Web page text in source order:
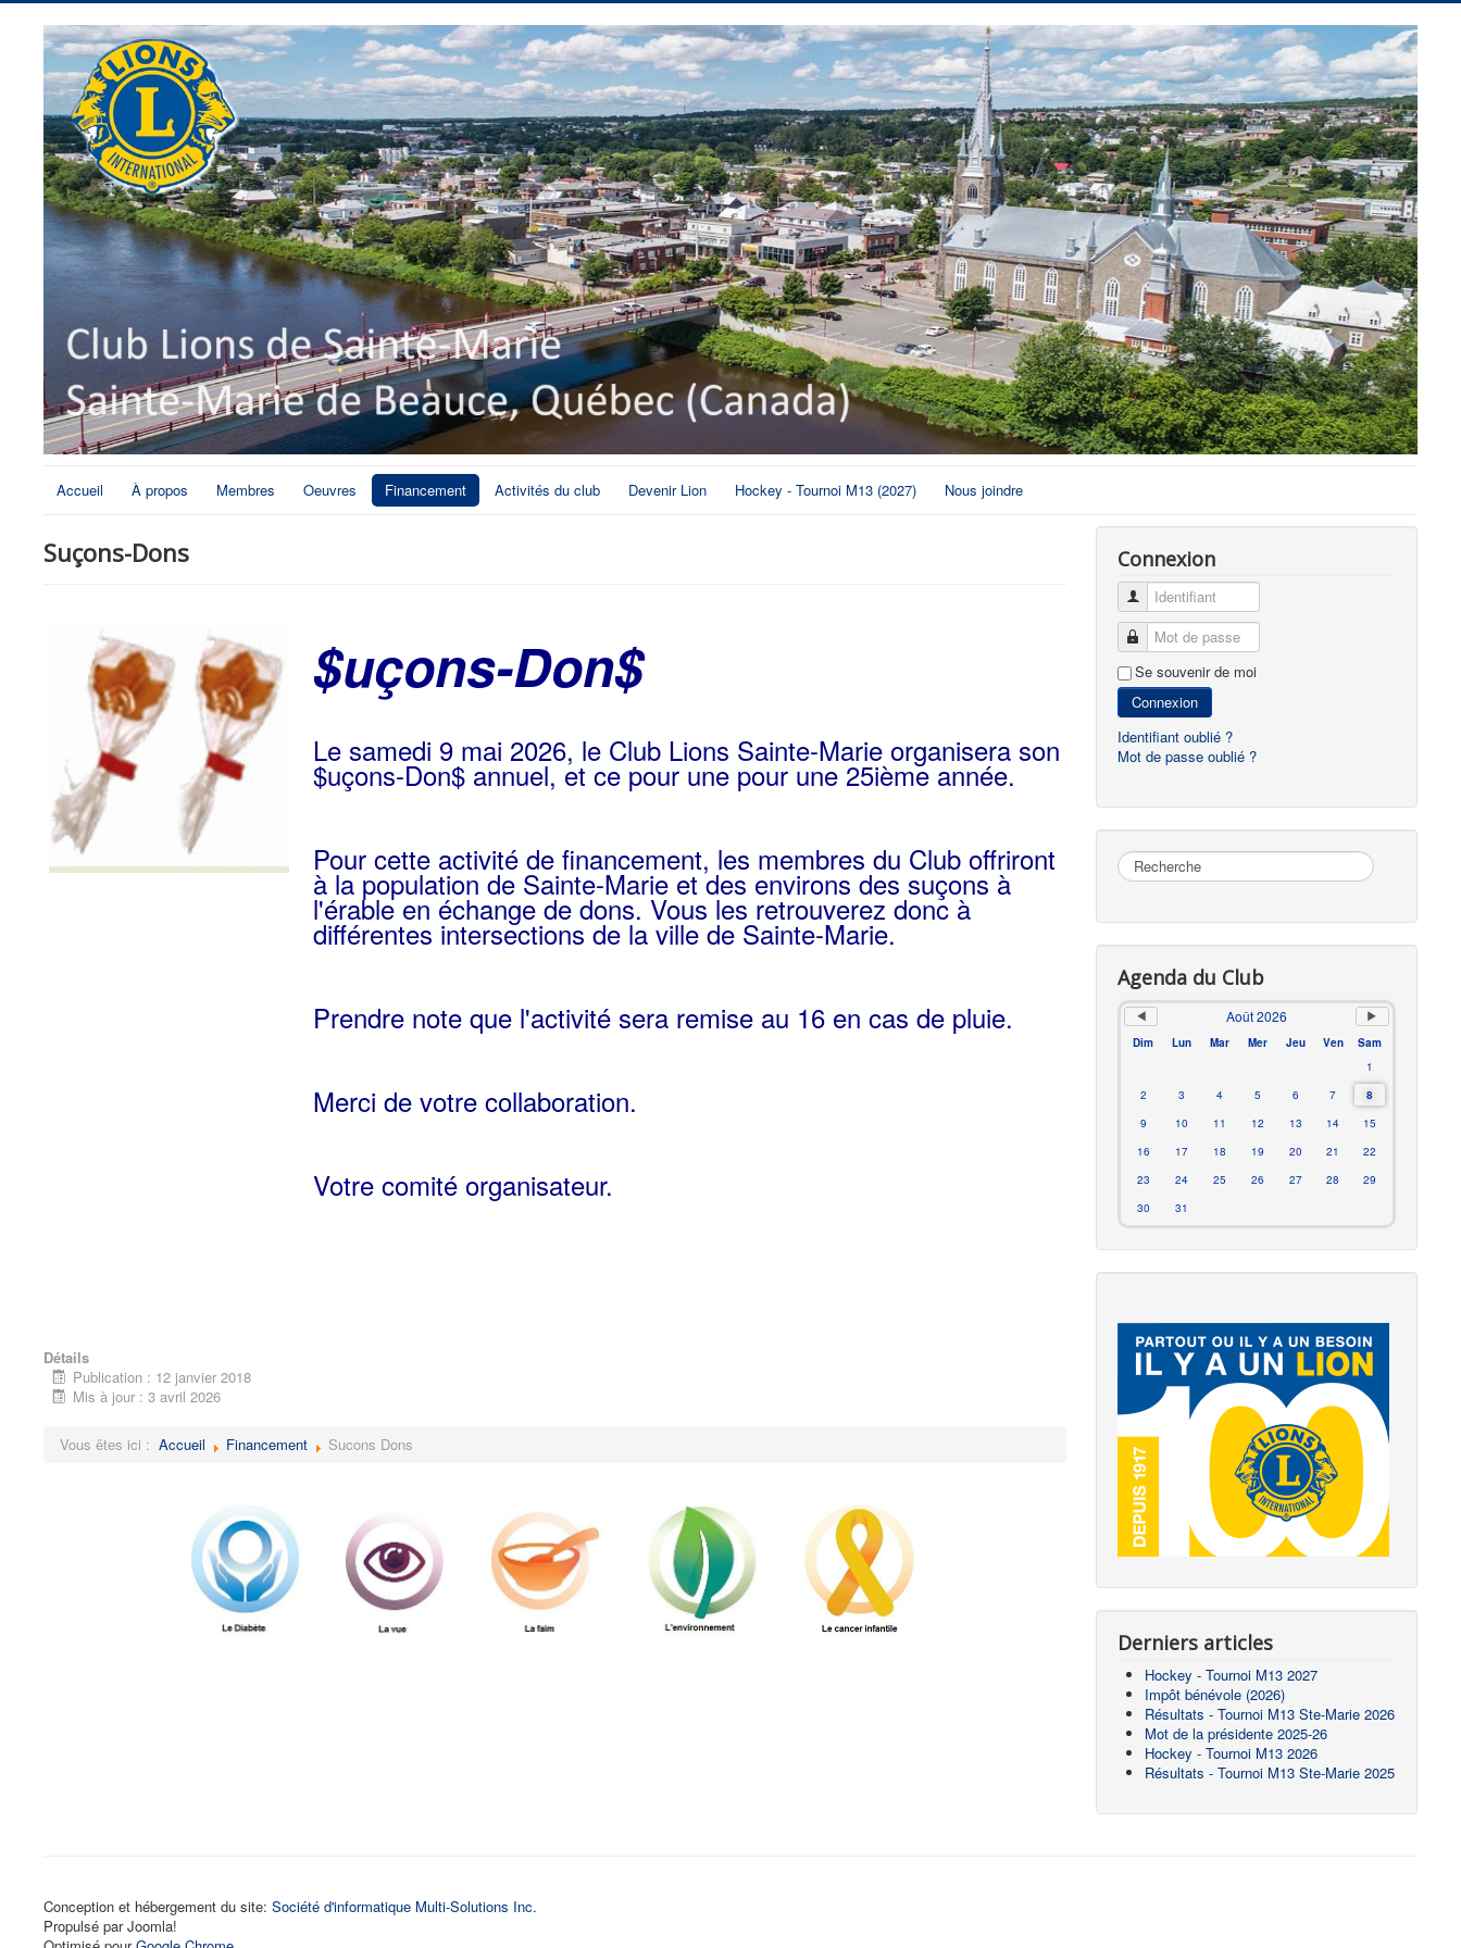
Accueil À propos Membres Oeuvres Financement Activités du club Devenir Lion Hockey - Tournoi M13 (2027) Nous joindre
Suçons-Dons
$uçons-Don$
Le samedi 9 mai 2026, le Club Lions Sainte-Marie organisera son
$uçons-Don$ annuel, et ce pour une pour une 25ième année.
Pour cette activité de financement, les membres du Club offriront
à la population de Sainte-Marie et des environs des suçons à
l'érable en échange de dons. Vous les retrouverez donc à
différentes intersections de la ville de Sainte-Marie.
Prendre note que l'activité sera remise au 16 en cas de pluie.
Merci de votre collaboration.
Votre comité organisateur.
Détails
Publication : 12 janvier 2018
Mis à jour : 3 avril 2026
Vous êtes ici : Accueil Financement Sucons Dons
Connexion
Identifiant
Mot de passe
Se souvenir de moi
Connexion
Identifiant oublié ?
Mot de passe oublié ?
Rechercher
Agenda du Club
Août 2026
Dim Lun Mar Mer Jeu Ven
Sam
1
2
3 4 5 6 7
8
9
10 11 12 13 14
15
16
17 18 19 20 21
22
23
24 25 26 27 28
29
30
31
Derniers articles
Hockey - Tournoi M13 2027
Impôt bénévole (2026)
Résultats - Tournoi M13 Ste-Marie 2026
Mot de la présidente 2025-26
Hockey - Tournoi M13 2026
Résultats - Tournoi M13 Ste-Marie 2025
Conception et hébergement du site: Société d'informatique Multi-Solutions Inc.
Propulsé par Joomla!